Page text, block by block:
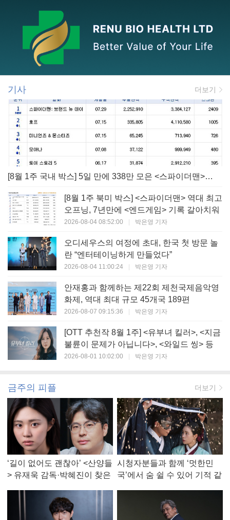
기사 더보기
[8월 1주 국내 박스] 5일 만에 338만 모은 <스파이더맨> 극장가 235% 대반등, <호프>는 400만 돌파
[8월 1주 북미 박스] <스파이더맨> 역대 최고
오프닝, 7년만에 <엔드게임> 기록 갈아치워
2026-08-04 08:52:00 | 박은영 기자
오디세우스의 여정에 초대, 한국 첫 방문 놀
란 “엔터테이닝하게 만들었다”
2026-08-04 11:00:24 | 박은영 기자
안재홍과 함께하는 제22회 제천국제음악영
화제, 역대 최대 규모 45개국 189편
2026-08-07 09:15:36 | 박은영 기자
[OTT 추천작 8월 1주] <유부녀 킬러>, <지금
불륜이 문제가 아닙니다>, <와일드 씽> 등
2026-08-01 10:02:00 | 박은영 기자
금주의 피플 더보기
‘길이 없어도 괜찮아’ <산양들
> 유재욱 감독·박혜진이 찾은
시청자분들과 함께 ‘멋한민
국’에서 숨 쉴 수 있어 기적 같